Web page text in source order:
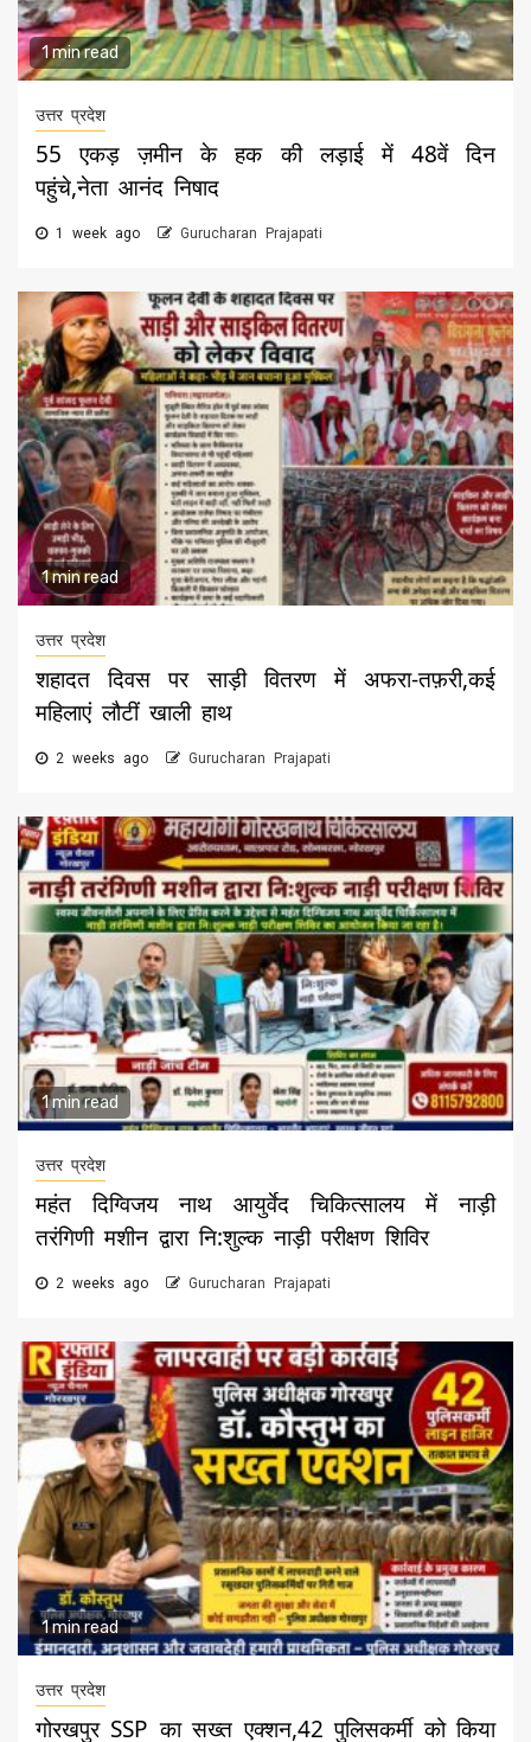
1 min read
उत्तर प्रदेश
55 एकड़ ज़मीन के हक की लड़ाई में 48वें दिन
पहुंचे,नेता आनंद निषाद
1 week ago Gurucharan Prajapati
1 min read
उत्तर प्रदेश
शहादत दिवस पर साड़ी वितरण में अफरा-तफ़री,कई
महिलाएं लौटीं खाली हाथ
2 weeks ago Gurucharan Prajapati
1 min read
उत्तर प्रदेश
महंत दिग्विजय नाथ आयुर्वेद चिकित्सालय में नाड़ी
तरंगिणी मशीन द्वारा नि:शुल्क नाड़ी परीक्षण शिविर
2 weeks ago Gurucharan Prajapati
1 min read
उत्तर प्रदेश
गोरखपुर SSP का सख्त एक्शन,42 पुलिसकर्मी को किया